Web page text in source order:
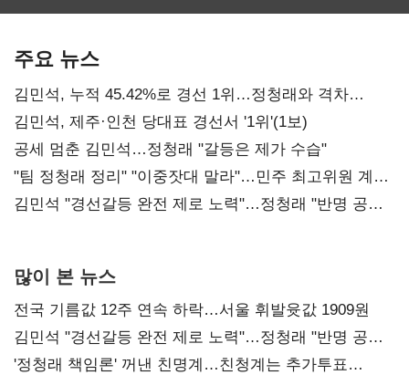
주요 뉴스
김민석, 누적 45.42%로 경선 1위…정청래와 격차
0.86%p(2보)
김민석, 제주·인천 당대표 경선서 '1위'(1보)
공세 멈춘 김민석…정청래 "갈등은 제가 수습"
"팀 정청래 정리" "이중잣대 말라"…민주 최고위원 계파
다툼 격화
김민석 "경선갈등 완전 제로 노력"…정청래 "반명 공세
많이 본 뉴스
전국 기름값 12주 연속 하락…서울 휘발윳값 1909원
김민석 "경선갈등 완전 제로 노력"…정청래 "반명 공세
사과부터"
'정청래 책임론' 꺼낸 친명계…친청계는 추가투표